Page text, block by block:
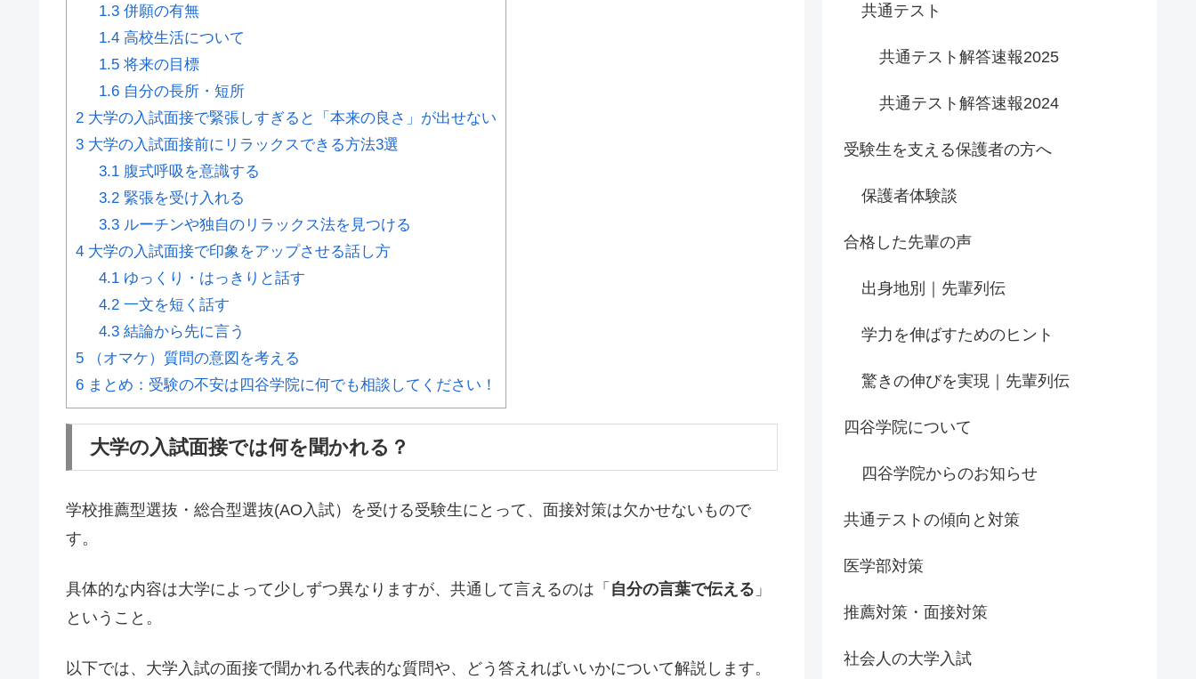
1.3併願の有無
1.4高校生活について
1.5将来の目標
1.6自分の長所・短所
2 大学の入試面接で緊張しすぎると「本来の良さ」が出せない
3 大学の入試面接前にリラックスできる方法3選
3.1腹式呼吸を意識する
3.2緊張を受け入れる
3.3ルーチンや独自のリラックス法を見つける
4 大学の入試面接で印象をアップさせる話し方
4.1ゆっくり・はっきりと話す
4.2一文を短く話す
4.3結論から先に言う
5 （オマケ）質問の意図を考える
6 まとめ：受験の不安は四谷学院に何でも相談してください！
大学の入試面接では何を聞かれる？
学校推薦型選抜・総合型選抜(AO入試）を受ける受験生にとって、面接対策は欠かせないもので
す。
具体的な内容は大学によって少しずつ異なりますが、共通して言えるのは「 自分の言葉で伝える 」
ということ。
以下では、大学入試の面接で聞かれる代表的な質問や、どう答えればいいかについて解説します。
共通テスト
共通テスト解答速報2025
共通テスト解答速報2024
受験生を支える保護者の方へ
保護者体験談
合格した先輩の声
出身地別｜先輩列伝
学力を伸ばすためのヒント
驚きの伸びを実現｜先輩列伝
四谷学院について
四谷学院からのお知らせ
共通テストの傾向と対策
医学部対策
推薦対策・面接対策
社会人の大学入試